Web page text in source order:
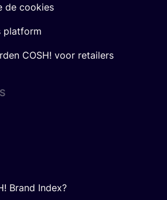
de cookies
platform
COSH! voor retailers
Brand Index?